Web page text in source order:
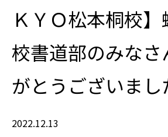
ＫＹＯ松本桐校
校書道部のみなさ
がとうございまし
2022.12.13